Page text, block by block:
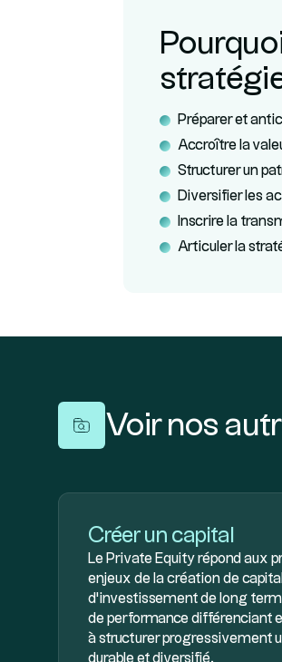
Préparer et
Accroître la
Structurer un
Diversifier les
Inscrire la
Articuler la
Voir nos
Créer un capital
Le Private Equity répond aux
enjeux de la création de
d’investissement de long
de performance différenciant
à structurer progressivement
durable et diversifié.